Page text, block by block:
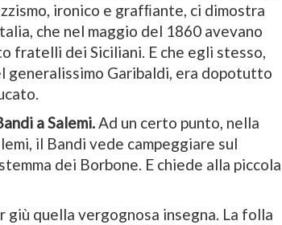
ironico e grafﬁante, ci dimostra
che nel maggio del 1860 avevano
fratelli dei Siciliani. E che egli stesso,
generalissimo Garibaldi, era dopotutto
a Salemi.Ad un certo punto, nella
il Bandi vede campeggiare sul
dei Borbone. E chiede alla piccola
giù quella vergognosa insegna. La folla